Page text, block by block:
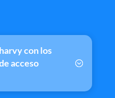
con los
acceso